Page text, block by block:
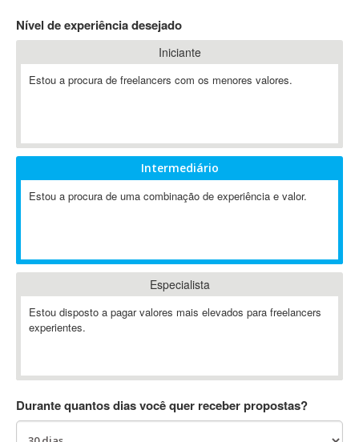
A&P
A-GPS
A2Billing
AAUS Scientific Diver
Abaqus
ABIS
Ableton Push
Abstract
Abstract Window Toolkit (AWT)
Absynth
AC3
AccountMate
Nível de experiência desejado
Iniciante
Estou a procura de freelancers com os menores valores.
Intermediário
Estou a procura de uma combinação de experiência e valor.
Especialista
Estou disposto a pagar valores mais elevados para freelancers
experientes.
Durante quantos dias você quer receber propostas?